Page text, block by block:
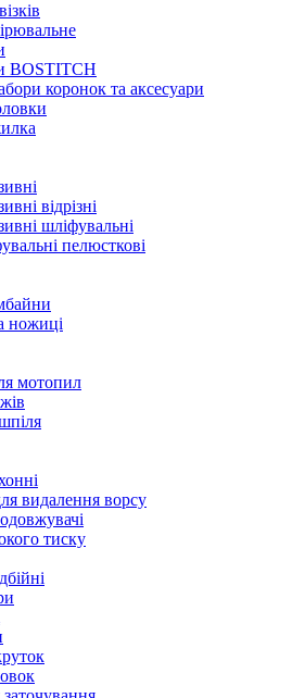
BOSTITCH
коронок та аксесуари
відрізні
шліфувальні
пелюсткові
ножиці
мотопил
видалення ворсу
тиску